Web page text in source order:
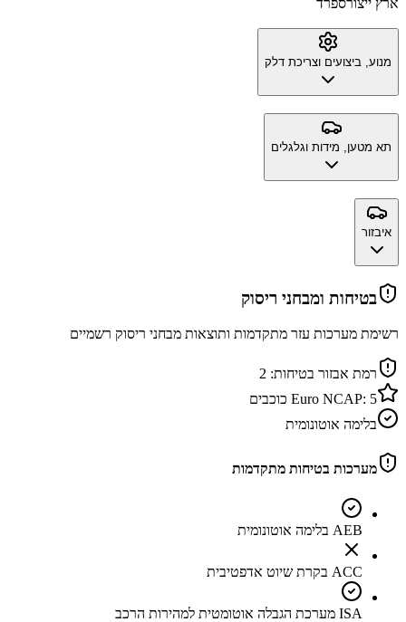
מנוע, ביצועים וצריכת דלק
תא מטען, מידות וגלגלים
איבזור
בטיחות ומבחני ריסוק
רשימת מערכות עזר מתקדמות ותוצאות מבחני ריסוק רשמיים
רמת אבזור בטיחות: 2
Euro NCAP: 5
כוכבים
בלימה אוטונומית
מערכות בטיחות מתקדמות
AEB בלימה אוטונומית
ACC בקרת שיוט אדפטיבית
ISA מערכת הגבלה אוטומטית למהירות הרכב